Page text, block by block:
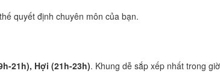
quyết định chuyên môn của bạn.
21h), Hợi (21h-23h). Khung dễ sắp xếp nhất trong